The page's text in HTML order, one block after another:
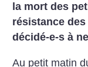
la mort des
résistance
décidé-e-s à
Au petit matin